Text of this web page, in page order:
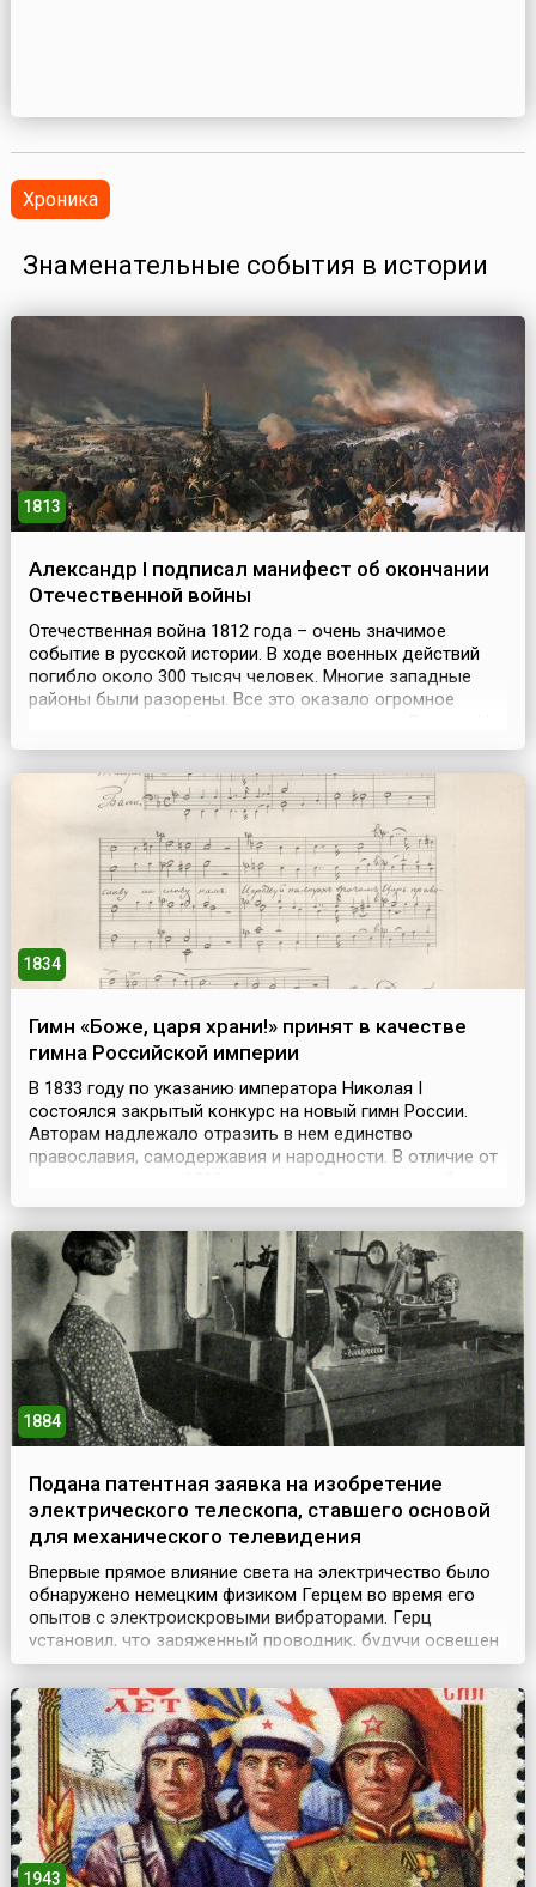
Хроника
Знаменательные события в истории
1813
Александр I подписал манифест об окончании
Отечественной войны
Отечественная война 1812 года – очень значимое
событие в русской истории. В ходе военных действий
погибло около 300 тысяч человек. Многие западные
районы были разорены. Все это оказало огромное
в это же время ярко проявились героизм, мужество,
своей Родине. Возникновение этой войны было вызв...
1834
Гимн «Боже, царя храни!» принят в качестве
гимна Российской империи
В 1833 году по указанию императора Николая I
состоялся закрытый конкурс на новый гимн России.
Авторам надлежало отразить в нем единство
православия, самодержавия и народности. В отличие от
показать не роль Бога, а роль царя в государственной
Нестор Кукольник и Василий Жуковский, и композиторы
Ми...
1884
Подана патентная заявка на изобретение
электрического телескопа, ставшего основой
для механического телевидения
Впервые прямое влияние света на электричество было
обнаружено немецким физиком Герцем во время его
опытов с электроискровыми вибраторами. Герц
установил, что заряженный проводник, будучи освещен
ультрафиолетовыми лучами, быстро теряет свой заряд,
а электрическая искра возникает в искровом
промежутке при меньшей разности потенциалов.
Замеченное явление было описано Герцем в его статьях
1887-1888 го...
1943